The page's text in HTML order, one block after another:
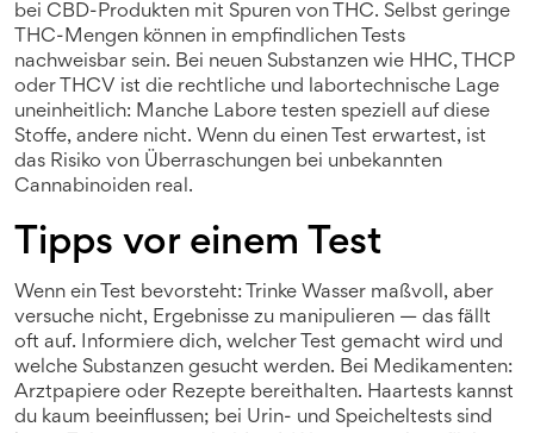
bei CBD-Produkten mit Spuren von THC. Selbst geringe
THC-Mengen können in empfindlichen Tests
nachweisbar sein. Bei neuen Substanzen wie HHC, THCP
oder THCV ist die rechtliche und labortechnische Lage
uneinheitlich: Manche Labore testen speziell auf diese
Stoffe, andere nicht. Wenn du einen Test erwartest, ist
das Risiko von Überraschungen bei unbekannten
Cannabinoiden real.
Tipps vor einem Test
Wenn ein Test bevorsteht: Trinke Wasser maßvoll, aber
versuche nicht, Ergebnisse zu manipulieren — das fällt
oft auf. Informiere dich, welcher Test gemacht wird und
welche Substanzen gesucht werden. Bei Medikamenten:
Arztpapiere oder Rezepte bereithalten. Haartests kannst
du kaum beeinflussen; bei Urin- und Speicheltests sind